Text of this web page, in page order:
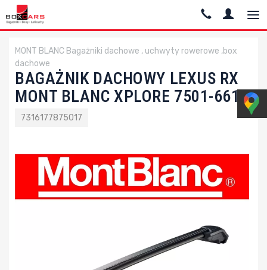
MONT BLANC Bagażniki dachowe , uchwyty rowerowe ,box
dachowe
BAGAŻNIK DACHOWY LEXUS RX
MONT BLANC XPLORE 7501-6615
7316177875017